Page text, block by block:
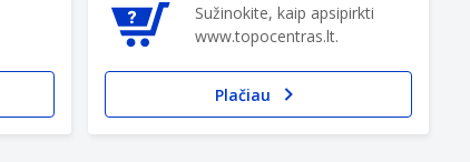
Sužinokite, kaip apsipirkti
www.topocentras.lt.
Plačiau